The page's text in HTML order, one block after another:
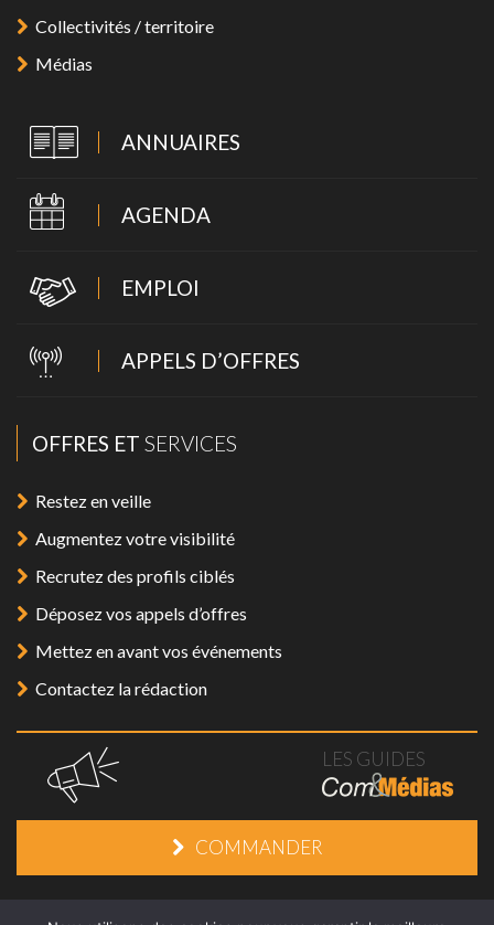
Collectivités / territoire
Médias
ANNUAIRES
AGENDA
EMPLOI
APPELS D’OFFRES
OFFRES ET SERVICES
Restez en veille
Augmentez votre visibilité
Recrutez des profils ciblés
Déposez vos appels d’offres
Mettez en avant vos événements
Contactez la rédaction
LES GUIDES
COMMANDER
Mentions légales / Plan du site Contact